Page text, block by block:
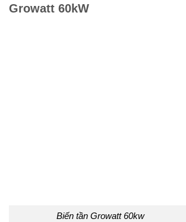
Growatt 60kW
Biến tần Growatt 60kw